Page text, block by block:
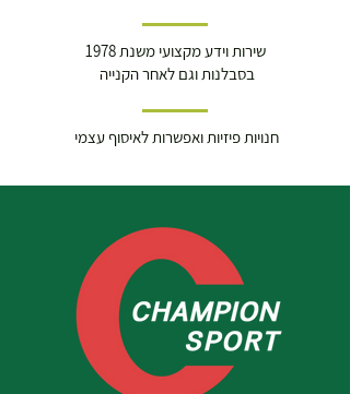
שירות וידע מקצועי משנת 1978
בסבלנות וגם לאחר הקנייה
חנויות פיזיות ואפשרות לאיסוף עצמי